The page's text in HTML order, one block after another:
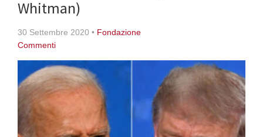
Whitman)
30 Settembre 2020 • Fondazione
Commenti